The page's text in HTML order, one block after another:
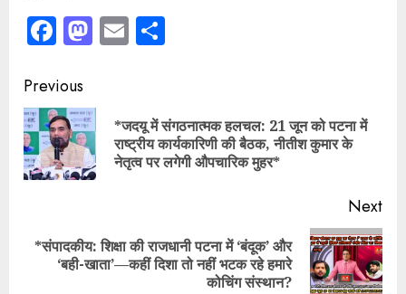
Facebook
Mastodon
Email
Continue
Reading
Previous
*जदयू में संगठनात्मक हलचल: 21 जून को पटना में
राष्ट्रीय कार्यकारिणी की बैठक, नीतीश कुमार के
नेतृत्व पर लगेगी औपचारिक मुहर*
Next
Next
*संपादकीय: शिक्षा की राजधानी पटना में ‘बंदूक’ और
‘बही-खाता’—कहीं दिशा तो नहीं भटक रहे हमारे
कोचिंग संस्थान?